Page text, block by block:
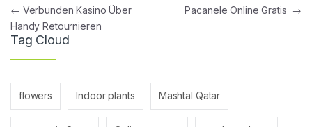
Post navigation
← Verbunden Kasino Über
Handy Retournieren
Pacanele Online Gratis →
Tag Cloud
flowers Indoor plants Mashtal Qatar